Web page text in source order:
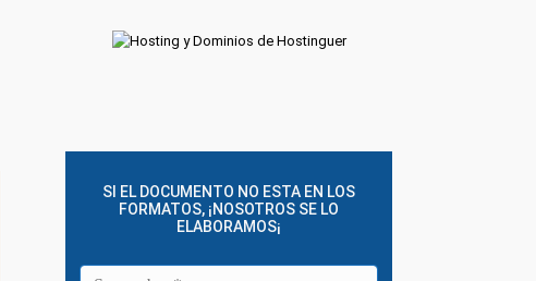
SI EL DOCUMENTO NO ESTA EN LOS
FORMATOS, ¡NOSOTROS SE LO
ELABORAMOS¡